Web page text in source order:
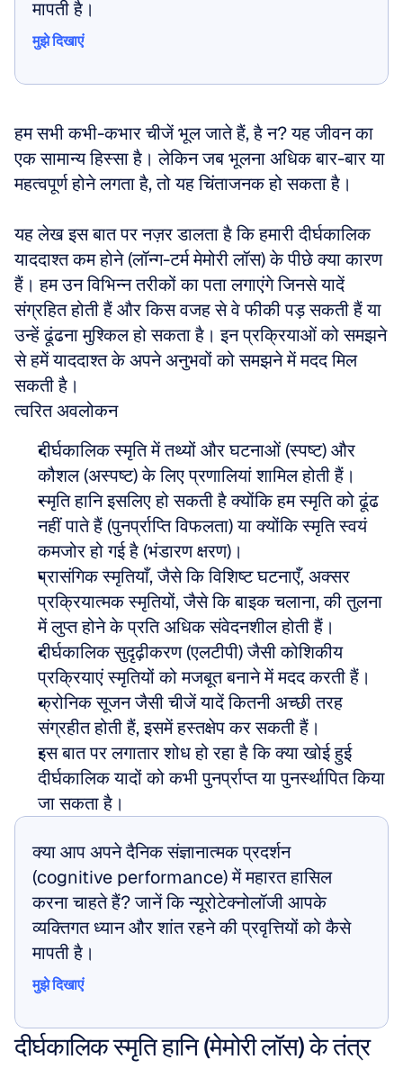
मापती है।
मुझे दिखाएं
हम सभी कभी-कभार चीजें भूल जाते हैं, है न? यह जीवन का
एक सामान्य हिस्सा है। लेकिन जब भूलना अधिक बार-बार या
महत्वपूर्ण होने लगता है, तो यह चिंताजनक हो सकता है।
यह लेख इस बात पर नज़र डालता है कि हमारी दीर्घकालिक
याददाश्त कम होने (लॉन्ग-टर्म मेमोरी लॉस) के पीछे क्या कारण
हैं। हम उन विभिन्न तरीकों का पता लगाएंगे जिनसे यादें
संग्रहित होती हैं और किस वजह से वे फीकी पड़ सकती हैं या
उन्हें ढूंढना मुश्किल हो सकता है। इन प्रक्रियाओं को समझने
से हमें याददाश्त के अपने अनुभवों को समझने में मदद मिल
सकती है।
त्वरित अवलोकन
दीर्घकालिक स्मृति में तथ्यों और घटनाओं (स्पष्ट) और
कौशल (अस्पष्ट) के लिए प्रणालियां शामिल होती हैं।
स्मृति हानि इसलिए हो सकती है क्योंकि हम स्मृति को ढूंढ
नहीं पाते हैं (पुनर्प्राप्ति विफलता) या क्योंकि स्मृति स्वयं
कमजोर हो गई है (भंडारण क्षरण)।
प्रासंगिक स्मृतियाँ, जैसे कि विशिष्ट घटनाएँ, अक्सर
प्रक्रियात्मक स्मृतियों, जैसे कि बाइक चलाना, की तुलना
में लुप्त होने के प्रति अधिक संवेदनशील होती हैं।
दीर्घकालिक सुदृढ़ीकरण (एलटीपी) जैसी कोशिकीय
प्रक्रियाएं स्मृतियों को मजबूत बनाने में मदद करती हैं।
क्रोनिक सूजन जैसी चीजें यादें कितनी अच्छी तरह
संग्रहीत होती हैं, इसमें हस्तक्षेप कर सकती हैं।
इस बात पर लगातार शोध हो रहा है कि क्या खोई हुई
दीर्घकालिक यादों को कभी पुनर्प्राप्त या पुनर्स्थापित किया
जा सकता है।
क्या आप अपने दैनिक संज्ञानात्मक प्रदर्शन
(cognitive performance) में महारत हासिल
करना चाहते हैं? जानें कि न्यूरोटेक्नोलॉजी आपके
व्यक्तिगत ध्यान और शांत रहने की प्रवृत्तियों को कैसे
मापती है।
मुझे दिखाएं
दीर्घकालिक स्मृति हानि (मेमोरी लॉस) के तंत्र